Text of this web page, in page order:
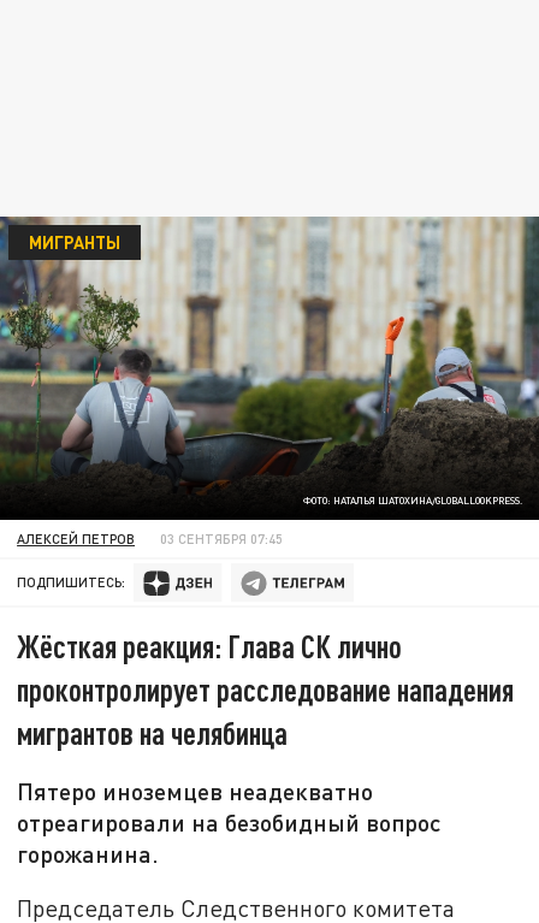
ФОТО: НАТАЛЬЯ ШАТОХИНА/GLOBALLOOKPRESS.
МИГРАНТЫ
АЛЕКСЕЙ ПЕТРОВ 03 СЕНТЯБРЯ 07:45
ПОДПИШИТЕСЬ:
Жёсткая реакция: Глава СК лично
проконтролирует расследование нападения
мигрантов на челябинца
Пятеро иноземцев неадекватно
отреагировали на безобидный вопрос
горожанина.
Председатель Следственного комитета